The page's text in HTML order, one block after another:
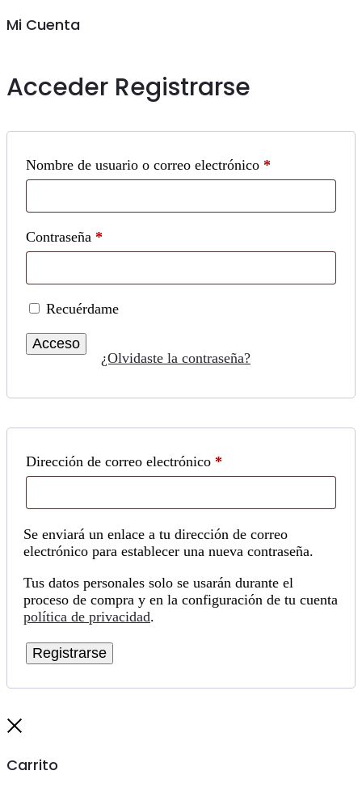
Mi Cuenta
Acceder Registrarse
Nombre de usuario o correo electrónico *
Contraseña *
Recuérdame
Acceso
¿Olvidaste la contraseña?
Dirección de correo electrónico *
Se enviará un enlace a tu dirección de correo
electrónico para establecer una nueva contraseña.
Tus datos personales solo se usarán durante el
proceso de compra y en la configuración de tu cuenta
política de privacidad.
Registrarse
Carrito